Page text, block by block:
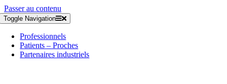
Passer au contenu
Toggle Navigation
Professionnels
Patients – Proches
Partenaires industriels